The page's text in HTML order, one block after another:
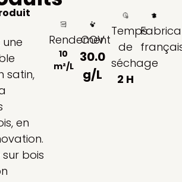
satin,
en
sur bois
Rendement
10
m²/L
COV
30.0
g/L
Temps
de
séchage
2 H